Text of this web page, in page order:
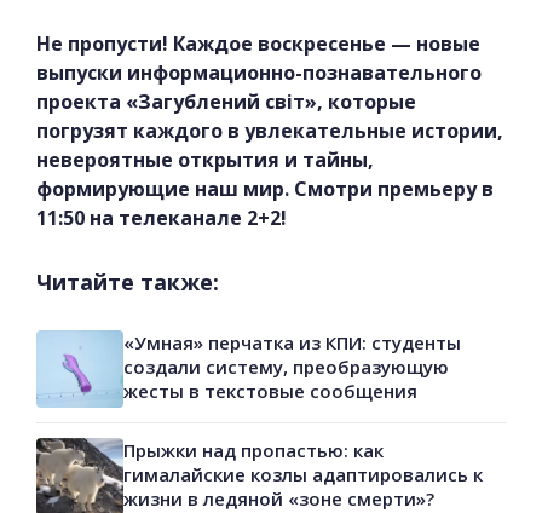
Не пропусти! Каждое воскресенье — новые
выпуски информационно-познавательного
проекта «Загублений світ», которые
погрузят каждого в увлекательные истории,
невероятные открытия и тайны,
формирующие наш мир. Смотри премьеру в
11:50 на телеканале 2+2!
Читайте также:
«Умная» перчатка из КПИ: студенты
создали систему, преобразующую
жесты в текстовые сообщения
Прыжки над пропастью: как
гималайские козлы адаптировались к
жизни в ледяной «зоне смерти»?